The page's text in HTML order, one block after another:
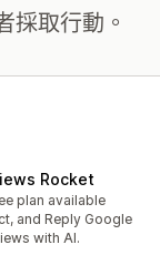
採取行動。
Rocket
plan available
and Reply Google
with AI.